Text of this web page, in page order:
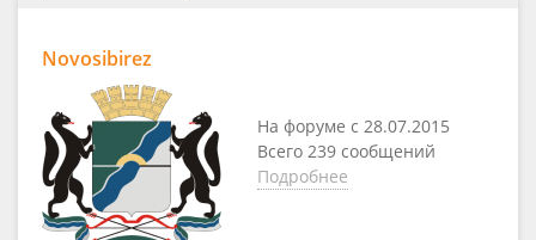
Novosibirez
На форуме с 28.07.2015
Всего 239 сообщений
Подробнее